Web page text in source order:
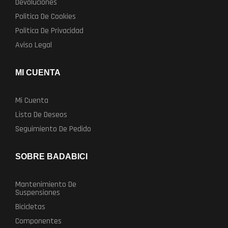
Devoluciones
Politica De Cookies
Politica De Privacidad
Aviso Legal
MI CUENTA
Mi Cuenta
Lista De Deseos
Seguimiento De Pedido
SOBRE BADABICI
Mantenimiento De
Suspensiones
Bicicletas
Componentes